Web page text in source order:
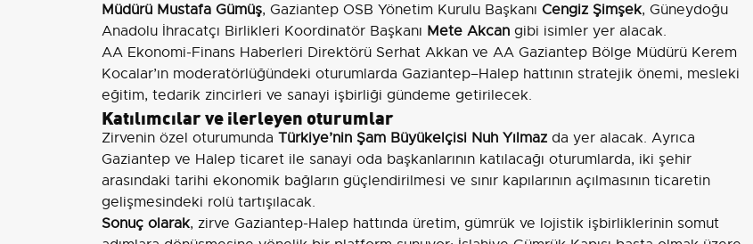
Müdürü Mustafa Gümüş, Gaziantep OSB Yönetim Kurulu Başkanı Cengiz Şimşek, Güneydoğu
Anadolu İhracatçı Birlikleri Koordinatör Başkanı Mete Akcan gibi isimler yer alacak.
AA Ekonomi-Finans Haberleri Direktörü Serhat Akkan ve AA Gaziantep Bölge Müdürü Kerem
Kocalar’ın moderatörlüğündeki oturumlarda Gaziantep–Halep hattının stratejik önemi, mesleki
eğitim, tedarik zincirleri ve sanayi işbirliği gündeme getirilecek.
Katılımcılar ve ilerleyen oturumlar
Zirvenin özel oturumunda Türkiye’nin Şam Büyükelçisi Nuh Yılmaz da yer alacak. Ayrıca
Gaziantep ve Halep ticaret ile sanayi oda başkanlarının katılacağı oturumlarda, iki şehir
arasındaki tarihi ekonomik bağların güçlendirilmesi ve sınır kapılarının açılmasının ticaretin
gelişmesindeki rolü tartışılacak.
Sonuç olarak, zirve Gaziantep-Halep hattında üretim, gümrük ve lojistik işbirliklerinin somut